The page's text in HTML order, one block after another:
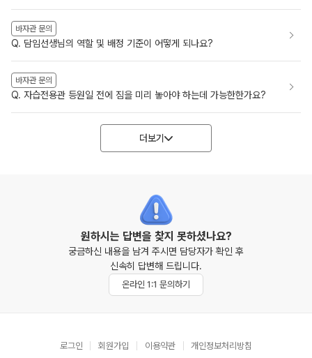
바자관 문의
Q. 담임선생님의 역할 및 배정 기준이 어떻게 되나요?
바자관 문의
Q. 자습전용관 등원일 전에 짐을 미리 놓아야 하는데 가능한한가요?
더보기
원하시는 답변을 찾지 못하셨나요?
궁금하신 내용을 남겨 주시면 담당자가 확인 후
신속히 답변해 드립니다.
온라인 1:1 문의하기
로그인 회원가입 이용약관 개인정보처리방침